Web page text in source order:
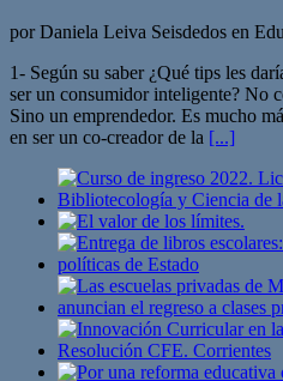
por Daniela Leiva Seisdedos en
1- Según su saber ¿Qué tips les
ser un consumidor inteligente? No
Sino un emprendedor. Es mucho
en ser un co-creador de la [...]